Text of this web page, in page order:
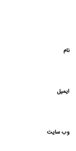
نام
ایمیل
وب‌ سایت